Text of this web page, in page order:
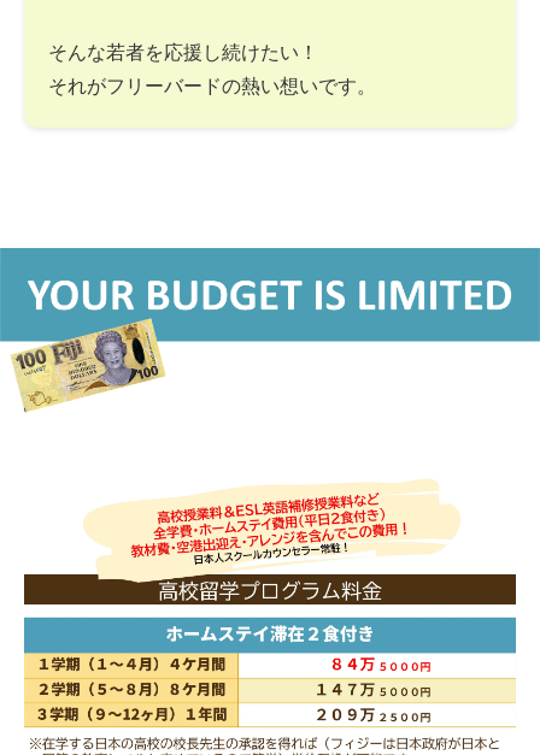
そんな若者を応援し続けたい！
それがフリーバードの熱い想いです。